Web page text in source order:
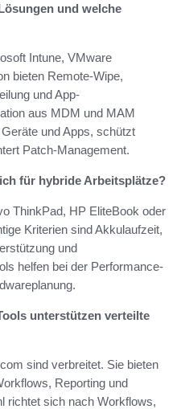
und welche
Intune, VMware
bieten Remote-Wipe,
und App-
aus MDM und MAM
und Apps, schützt
Patch-Management.
für hybride Arbeitsplätze?
ThinkPad, HP EliteBook oder
Kriterien sind Akkulaufzeit,
und
helfen bei der Performance-
unterstützen verteilte
sind verbreitet. Sie bieten
Reporting und
richtet sich nach Workflows,